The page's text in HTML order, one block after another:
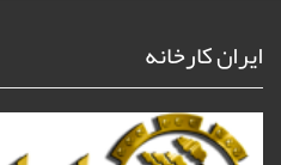
ایران کارخانه